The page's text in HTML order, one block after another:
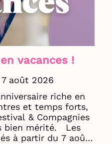
vacances !
août 2026
riche en
et temps forts,
& Compagnies
bien mérité. Les
à partir du 7 août